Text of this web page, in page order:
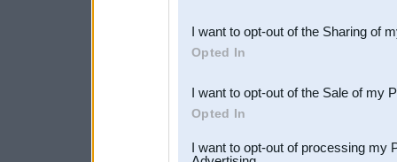
Downstream Participants
third parties.
I want to opt-out of the Sharing of
Opted In
I want to opt-out of the Sale of my
Opted In
I want to opt-out of processing my